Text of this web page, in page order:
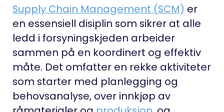
Supply Chain Management (SCM) er
en essensiell disiplin som sikrer at alle
ledd i forsyningskjeden arbeider
sammen på en koordinert og effektiv
måte. Det omfatter en rekke aktiviteter
som starter med planlegging og
behovsanalyse, over innkjøp av